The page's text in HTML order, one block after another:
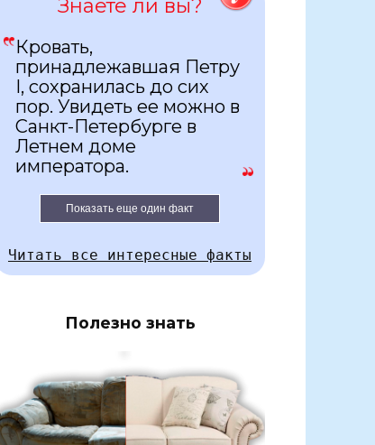
Знаете ли вы?
Кровать,
принадлежавшая Петру
I, сохранилась до сих
пор. Увидеть ее можно в
Санкт-Петербурге в
Летнем доме
императора.
Показать еще один факт
Читать все интересные факты
Полезно знать